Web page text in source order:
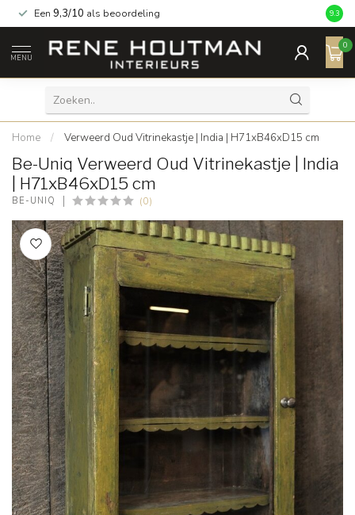
Een 9,3/10 als beoordeling 9.3
MENU
0
Home / Verweerd Oud Vitrinekastje | India | H71xB46xD15 cm
Be-Uniq Verweerd Oud Vitrinekastje | India
| H71xB46xD15 cm
BE-UNIQ (0)